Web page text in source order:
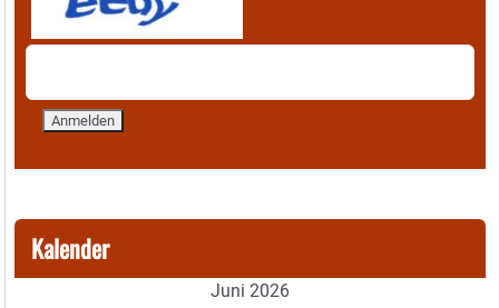
Kalender
Juni 2026